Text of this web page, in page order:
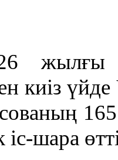
жылғы
киіз
іс-шара